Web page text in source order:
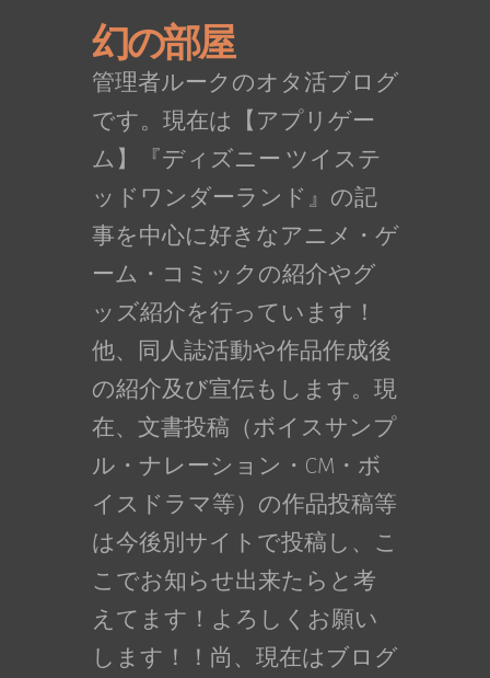
幻の部屋
管理者ルークのオタ活ブログ
です。現在は【アプリゲー
ム】『ディズニー ツイステ
ッドワンダーランド』の記
事を中心に好きなアニメ・ゲ
ーム・コミックの紹介やグ
ッズ紹介を行っています！
他、同人誌活動や作品作成後
の紹介及び宣伝もします。現
在、文書投稿（ボイスサンプ
ル・ナレーション・CM・ボ
イスドラマ等）の作品投稿等
は今後別サイトで投稿し、こ
こでお知らせ出来たらと考
えてます！よろしくお願い
します！！尚、現在はブログ